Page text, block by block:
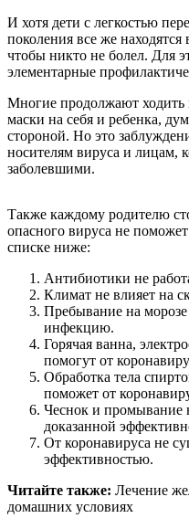
И хотя дети с легкостью
поколения все же
чтобы никто не болел. Для
элементарные
Многие продолжают ходить
маски на себя и ребенка,
стороной. Но это
носителям вируса и лицам,
заболевшими.
Также каждому родителю
опасного вируса не
списке ниже:
Антибиотики не
Климат не влияет на
Пребывание на
инфекцию.
Горячая ванна,
помогут от
Обработка тела
поможет от
Чеснок и промывание
доказанной
От коронавируса не
эффективностью.
Читайте также: Лечение
домашних условиях